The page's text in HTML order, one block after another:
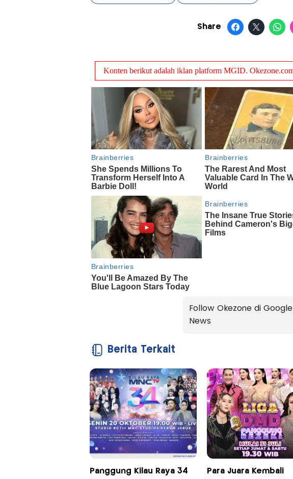
Share
Follow Okezone di Google
News
Berita Terkait
Panggung Kilau Raya 34
Para Juara Kembali